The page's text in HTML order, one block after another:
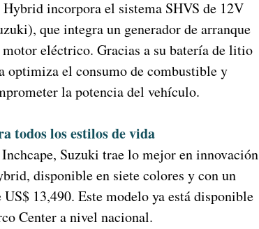
incorpora el sistema SHVS de 12V
que integra un generador de arranque
eléctrico. Gracias a su batería de litio
optimiza el consumo de combustible y
la potencia del vehículo.
todos los estilos de vida
Suzuki trae lo mejor en innovación
disponible en siete colores y con un
13,490. Este modelo ya está disponible
Center a nivel nacional.